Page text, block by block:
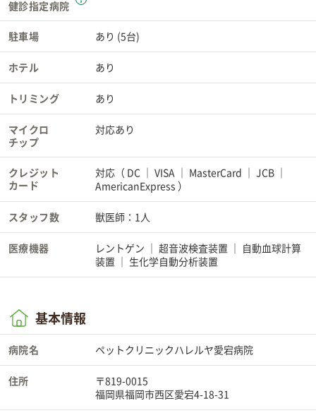
健診指定病院
駐車場 あり (5台)
ホテル あり
トリミング あり
マイクロ
チップ
対応あり
クレジット
カード
対応（ DC VISA MasterCard
JCB
AmericanExpress ）
スタッフ数 獣医師：1人
医療機器 レントゲン 超音波検査装置
自動血球計算
装置
生化学自動分析装置
基本情報
病院名 ペットクリニックハレルヤ愛宕病院
住所
〒819-0015
福岡県福岡市西区愛宕4-18-31